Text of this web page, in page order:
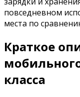
повседневном
места по
Краткое
класса